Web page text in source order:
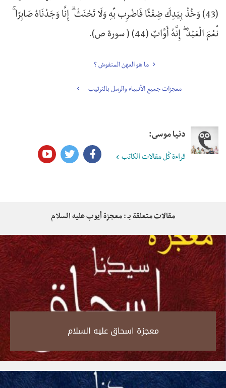
(43) وَخُذْ بِيَدِكَ ضِغْثًا فَاضْرِب بِّهِ وَلَا تَحْنَثْ ۗ إِنَّا وَجَدْنَاهُ صَابِرًا ۚ
نِّعْمَ الْعَبْدُ ۖ إِنَّهُ أَوَّابٌ (44) ( سورة ص).
ما هو العهن المنفوش ؟
معجزات جميع الأنبياء والرسل بالترتيب
دنيا موسى:
قراءة كُل مقالات الكاتب
مقالات متعلقة بـ : معجزة أيوب عليه السلام
معجزة اسحاق عليه السلام‎